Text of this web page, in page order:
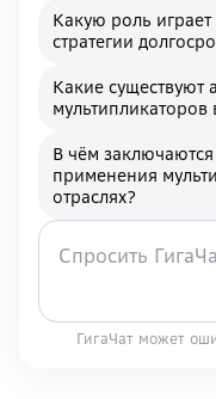
Какую роль
стратегии
Какие существуют
В чём
применения
отраслях?
ГигаЧат может